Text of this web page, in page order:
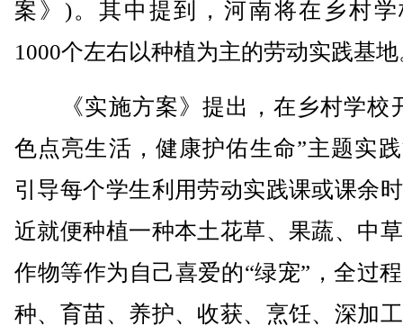
案》)。其中提到，河南将在乡村学
1000个左右以种植为主的劳动实践基
《实施方案》提出，在乡村学校
色点亮生活，健康护佑生命”主题实
引导每个学生利用劳动实践课或课余
近就便种植一种本土花草、果蔬、中
作物等作为自己喜爱的“绿宠”，全过
种、育苗、养护、收获、烹饪、深加